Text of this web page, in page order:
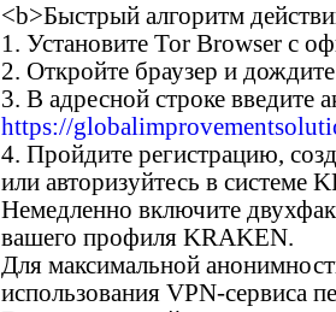
<b>Быстрый алгоритм
1. Установите Tor Browser с
2. Откройте браузер и
3. В адресной строке введите
https://
4. Пройдите регистрацию,
или авторизуйтесь в системе
Немедленно включите
вашего профиля KRAKEN.
Для максимальной
использования VPN-сервиса